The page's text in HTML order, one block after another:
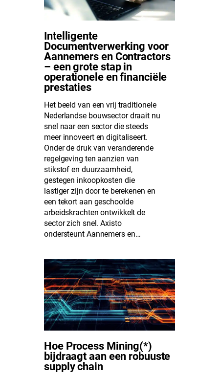
Intelligente
Documentverwerking voor
Aannemers en Contractors
– een grote stap in
operationele en financiële
prestaties
Het beeld van een vrij traditionele
Nederlandse bouwsector draait nu
snel naar een sector die steeds
meer innoveert en digitaliseert.
Onder de druk van veranderende
regelgeving ten aanzien van
stikstof en duurzaamheid,
gestegen inkoopkosten die
lastiger zijn door te berekenen en
een tekort aan geschoolde
arbeidskrachten ontwikkelt de
sector zich snel. Axisto
ondersteunt Aannemers en…
Hoe Process Mining(*)
bijdraagt aan een robuuste
supply chain